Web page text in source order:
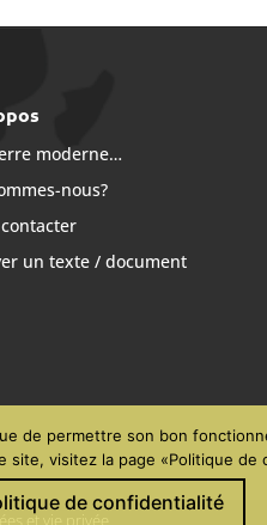
moderne…
nous?
un texte / document
et vie privée
de permettre son bon
site, visitez la page «Politique de
de confidentialité